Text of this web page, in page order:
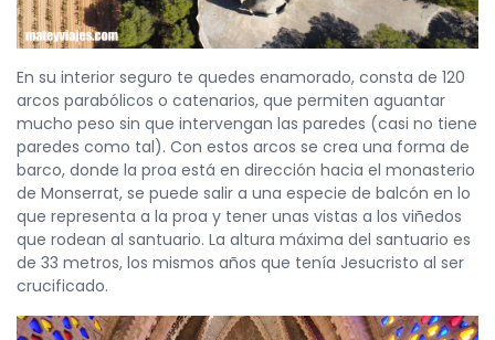
En su interior seguro te quedes enamorado, consta de 120
arcos parabólicos o catenarios, que permiten aguantar
mucho peso sin que intervengan las paredes (casi no tiene
paredes como tal). Con estos arcos se crea una forma de
barco, donde la proa está en dirección hacia el monasterio
de Monserrat, se puede salir a una especie de balcón en lo
que representa a la proa y tener unas vistas a los viñedos
que rodean al santuario. La altura máxima del santuario es
de 33 metros, los mismos años que tenía Jesucristo al ser
crucificado.